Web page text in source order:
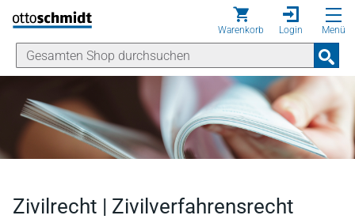
Direkt zum Inhalt
Warenkorb Login Menü
Zivilrecht | Zivilverfahrensrecht